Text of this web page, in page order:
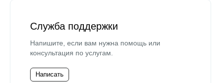
Служба поддержки
Напишите, если вам нужна помощь или
консультация по услугам.
Написать